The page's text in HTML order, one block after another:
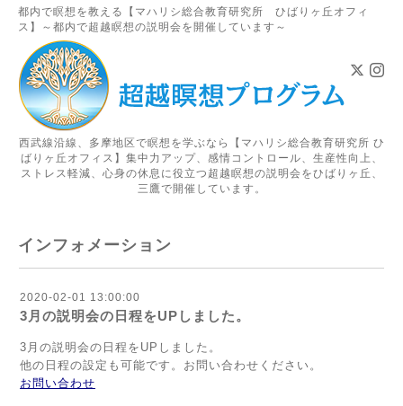
都内で瞑想を教える【マハリシ総合教育研究所 ひばりヶ丘オフィ
ス】～都内で超越瞑想の説明会を開催しています～
西武線沿線、多摩地区で瞑想を学ぶなら【マハリシ総合教育研究所 ひ
ばりヶ丘オフィス】集中力アップ、感情コントロール、生産性向上、
ストレス軽減、心身の休息に役立つ超越瞑想の説明会をひばりヶ丘、
三鷹で開催しています。
インフォメーション
2020-02-01 13:00:00
3月の説明会の日程をUPしました。
3月の説明会の日程をUPしました。
他の日程の設定も可能です。お問い合わせください。
お問い合わせ